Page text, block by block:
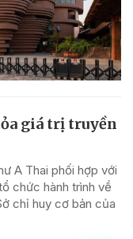
giá trị truyền
A Thai phối hợp với
chức hành trình về
chỉ huy cơ bản của